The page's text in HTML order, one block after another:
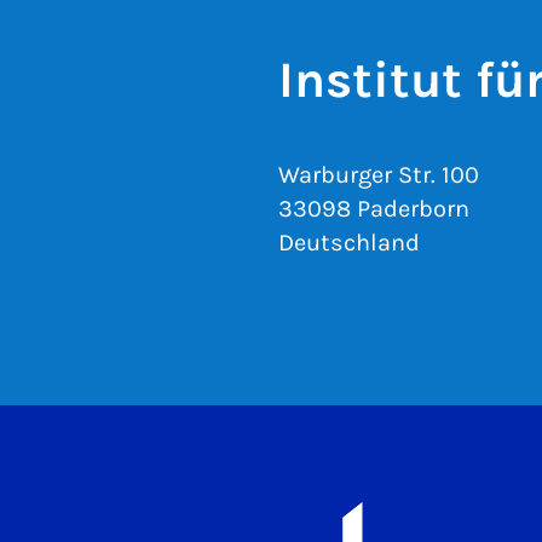
Institut
Warburger Str. 100
33098 Paderborn
Deutschland